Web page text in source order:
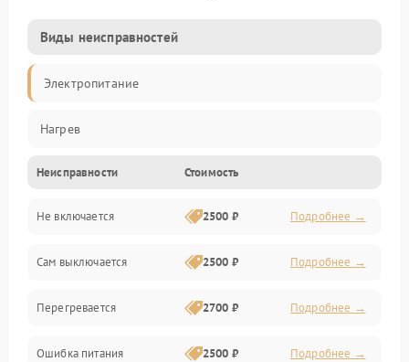
Виды неисправностей
Электропитание
Нагрев
Неисправности Стоимость
Не включается 2500 ₽ Подробнее →
Сам выключается 2500 ₽ Подробнее →
Перегревается 2700 ₽ Подробнее →
Ошибка питания 2500 ₽ Подробнее →